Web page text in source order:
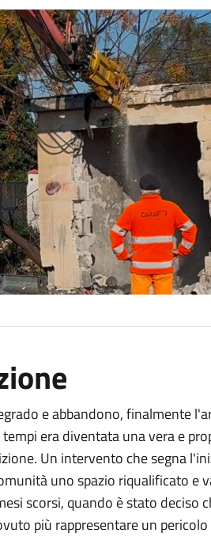
e abbandono, finalmente
era diventata una vera e
Un intervento che segna
uno spazio riqualificato
scorsi, quando è stato deciso
più rappresentare un pericolo